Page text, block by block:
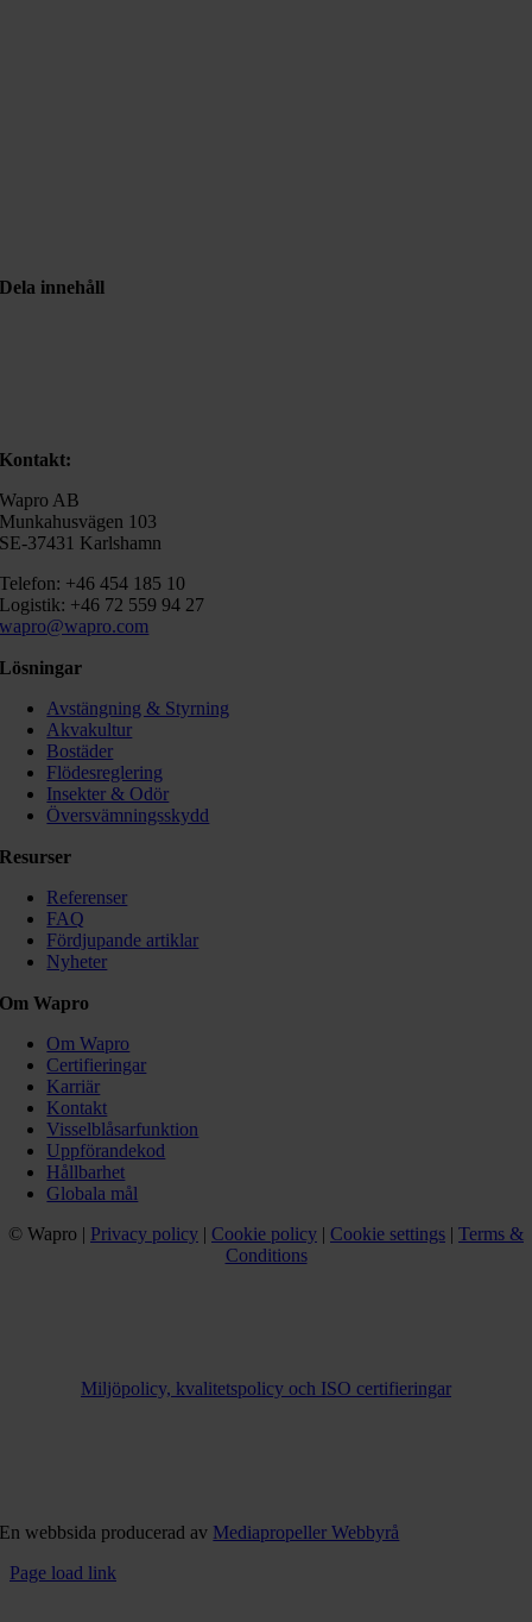
Dela innehåll
Kontakt:
Wapro AB
Munkahusvägen 103
SE-37431 Karlshamn
Telefon: +46 454 185 10
Logistik: +46 72 559 94 27
wapro@wapro.com
Lösningar
Avstängning & Styrning
Akvakultur
Bostäder
Flödesreglering
Insekter & Odör
Översvämningsskydd
Resurser
Referenser
FAQ
Fördjupande artiklar
Nyheter
Om Wapro
Om Wapro
Certifieringar
Karriär
Kontakt
Visselblåsarfunktion
Uppförandekod
Hållbarhet
Globala mål
© Wapro | Privacy policy | Cookie policy | Cookie settings | Terms &
Conditions
Miljöpolicy, kvalitetspolicy och ISO certifieringar
En webbsida producerad av Mediapropeller Webbyrå
Page load link